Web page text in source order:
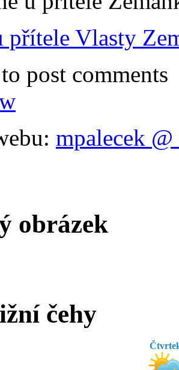
přítele Vlasty
to post comments
mpalecek @
obrázek
čehy